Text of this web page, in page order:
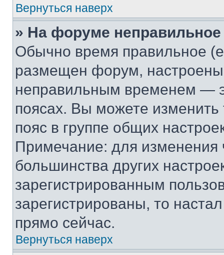
Вернуться наверх
» На форуме
Обычно время правильное
размещен форум, настроены
неправильным временем —
поясах. Вы можете изменить
пояс в группе общих
Примечание: для изменения
большинства других
зарегистрированным
зарегистрированы, то
прямо сейчас.
Вернуться наверх